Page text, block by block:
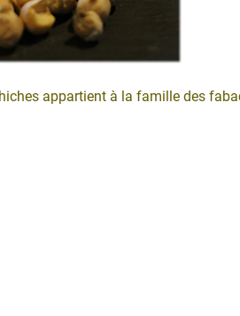
appartient à la famille des